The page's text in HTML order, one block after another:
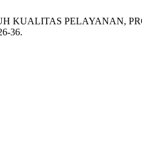
KUALITAS PELAYANAN,
36.